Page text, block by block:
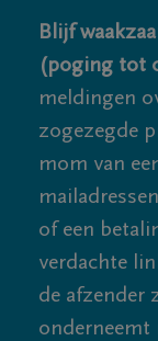
Blijf
(poging tot
meldingen
zogezegde
mom van
of een
verdachte
de afzender
onderneemt